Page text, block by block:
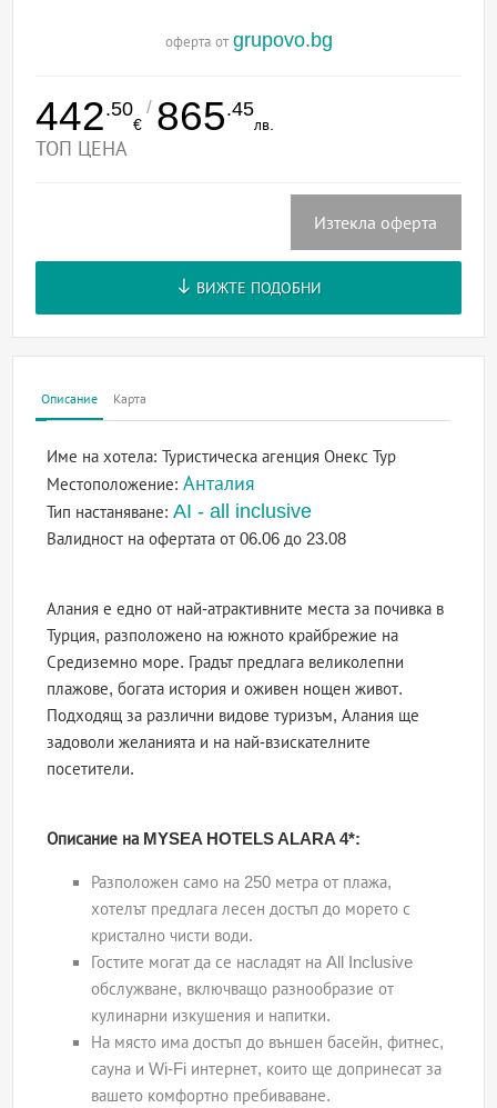
оферта от grupovo.bg
442.50
€
/ 865.45
лв.
ТОП ЦЕНА
Изтекла оферта
ВИЖТЕ ПОДОБНИ
Описание Карта
Име на хотела:Туристическа агенция Онекс Тур
Местоположение:Анталия
Тип настаняване:AI - all inclusive
Валидност на офертатаот 06.06 до 23.08
Алания е едно от най-атрактивните места за почивка в
Турция, разположено на южното крайбрежие на
Средиземно море. Градът предлага великолепни
плажове, богата история и оживен нощен живот.
Подходящ за различни видове туризъм, Алания ще
задоволи желанията и на най-взискателните
посетители.
Описание на MYSEA HOTELS ALARA 4*:
Разположен само на 250 метра от плажа,
хотелът предлага лесен достъп до морето с
кристално чисти води.
Гостите могат да се насладят на All Inclusive
обслужване, включващо разнообразие от
кулинарни изкушения и напитки.
На място има достъп до външен басейн, фитнес,
сауна и Wi-Fi интернет, които ще допринесат за
вашето комфортно пребиваване.